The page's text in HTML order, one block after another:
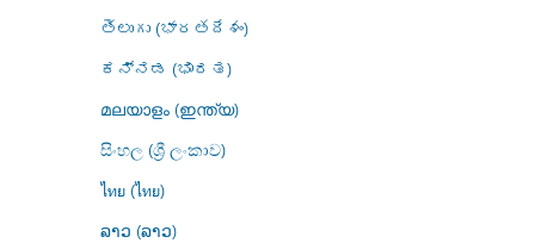
తెలుగు (భారతదేశం)
ಕನ್ನಡ (ಭಾರತ)
മലയാളം (ഇന്ത്യ)
සිංහල (ශ්‍රී ලංකාව)
ไทย (ไทย)
ລາວ (ລາວ)